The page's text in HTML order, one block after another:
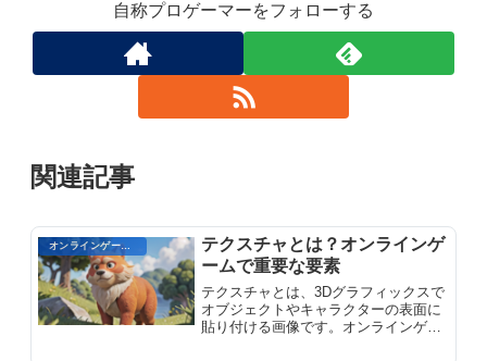
自称プロゲーマーをフォローする
関連記事
オンラインゲーム用語
テクスチャとは？オンラインゲ
ームで重要な要素
テクスチャとは、3Dグラフィックスで
オブジェクトやキャラクターの表面に
貼り付ける画像です。オンラインゲー